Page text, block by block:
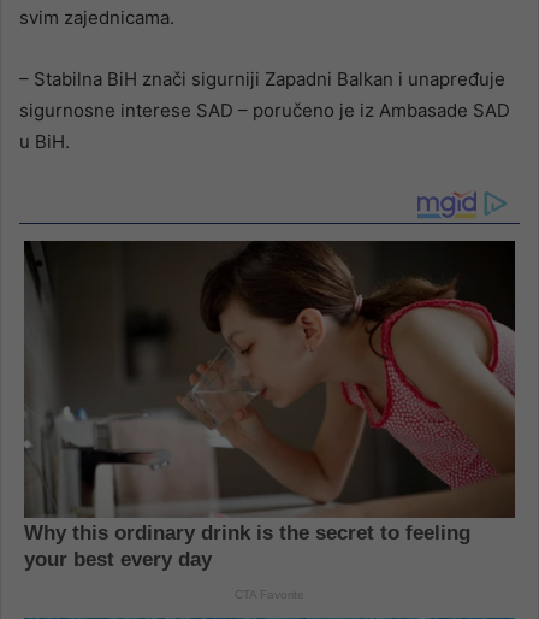
svim zajednicama.
– Stabilna BiH znači sigurniji Zapadni Balkan i unapređuje
sigurnosne interese SAD – poručeno je iz Ambasade SAD
u BiH.